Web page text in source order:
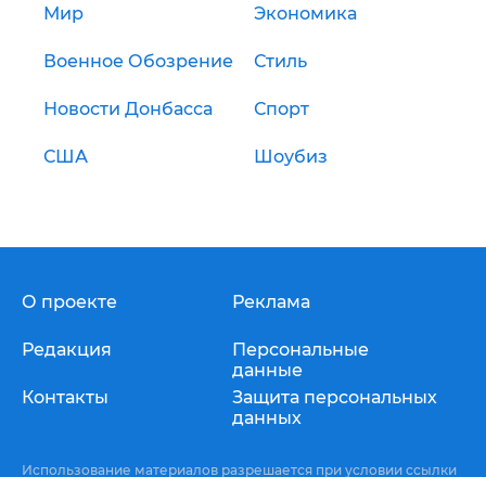
Мир Экономика
Военное Обозрение Стиль
Новости Донбасса Спорт
США Шоубиз
О проекте
Редакция
Контакты
Реклама
Персональные
данные
Защита персональных
данных
Использование материалов разрешается при условии ссылки